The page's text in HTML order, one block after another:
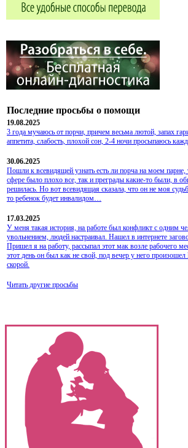
Последние просьбы о помощи
19.08.2025
3 года мучаюсь от порчи, причем весьма лютой, запах
аппетита, слабость, плохой сон, 2-4 ночи просыпаюсь
30.06.2025
Пошли к всевидящей узнать есть ли порча на моем парне,
сфере было плохо все, так и преграды какие-то были, в
решилась. Но вот всевидящая сказала, что он не моя
то ребенок будет инвалидом…
17.03.2025
У меня такая история, на работе был конфликт с одним
увольнением, людей настраивал. Нашел в интернете
Пришел я на работу, рассыпал этот мак возле рабочего
этот день он был как не свой, под вечер у него
скорой.
Читать другие просьбы